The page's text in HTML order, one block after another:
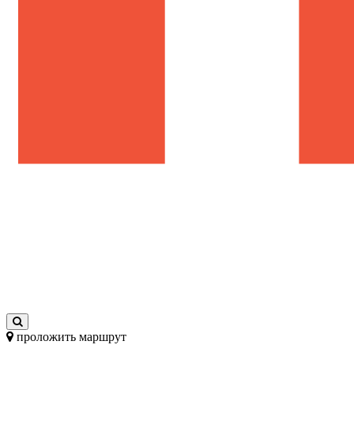
проложить маршрут